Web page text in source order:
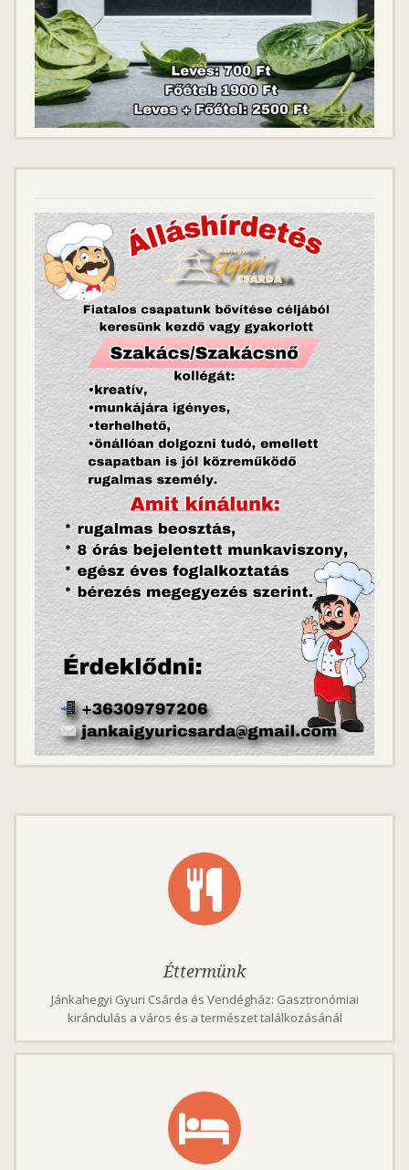
Éttermünk
Jánkahegyi Gyuri Csárda és Vendégház: Gasztronómiai
kirándulás a város és a természet találkozásánál